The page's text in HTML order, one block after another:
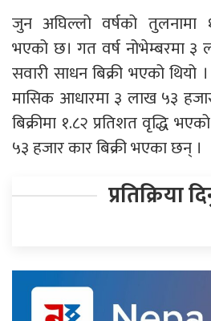
जुन अघिल्लो वर्षको तुलनामा
भएको छ। गत वर्ष नोभेम्बरमा ३
सवारी साधन बिक्री भएको थियो
मासिक आधारमा ३ लाख ५३
बिक्रीमा १.८२ प्रतिशत वृद्धि
५३ हजार कार बिक्री भएका छन् ।
प्रतिक्रिया